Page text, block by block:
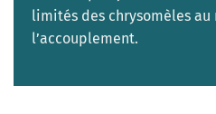
limités des chrysomèles au
l’accouplement.